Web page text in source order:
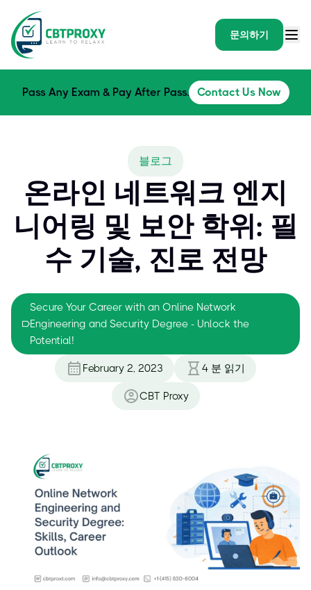
문의하기
Pass Any Exam & Pay After Pass. Contact Us Now
블로그
온라인 네트워크 엔지
니어링 및 보안 학위: 필
수 기술, 진로 전망
Secure Your Career with an Online Network
Engineering and Security Degree - Unlock the
Potential!
February 2, 2023 4 분 읽기
CBT Proxy